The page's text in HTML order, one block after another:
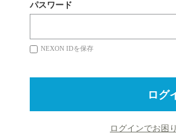
パスワード
NEXON IDを保存
ログ
ログインでお困